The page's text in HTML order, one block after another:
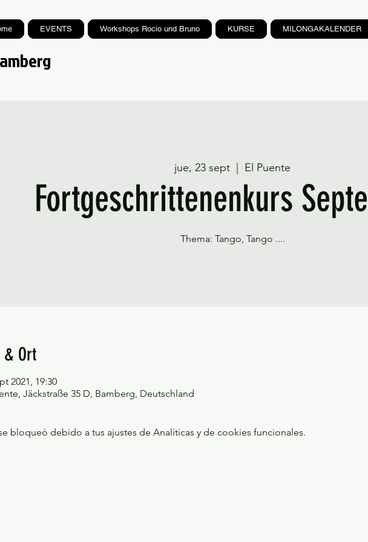
EVENTS Workshops Rocio und Bruno KURSE MILONGAKALENDER
jue, 23 sept El Puente
Fortgeschrittenenkurs
Thema: Tango, Tango ....
Ort
2021, 19:30
Jäckstraße 35 D, Bamberg, Deutschland
bloqueó debido a tus ajustes de Analíticas y de cookies funcionales.